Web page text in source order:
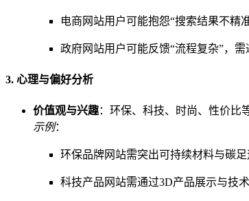
电商网站用户可能抱怨“搜索结果不精
政府网站用户可能反馈“流程复杂”，
3. 心理与偏好分析
价值观与兴趣：环保、科技、时尚、性价比
示例：
环保品牌网站需突出可持续材料与碳
科技产品网站需通过3D产品展示与技